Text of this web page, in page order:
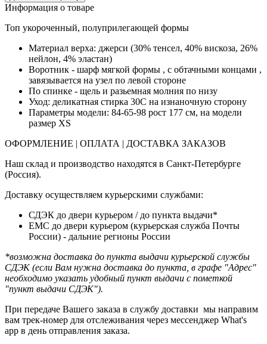
Информация о товаре
Топ укороченный, полуприлегающей формы
Материал верха: джерси (30% тенсел, 40% вискоза, 26%
нейлон, 4% эластан)
Воротник - шарф мягкой формы , с обтачными концами ,
завязывается на узел по левой стороне
По спинке - щель и разьемная молния по низу
Уход: деликатная стирка 30С на изнаночную сторону
Параметры модели: 84-65-98 рост 177 см, на модели
размер XS
ОФОРМЛЕНИЕ | ОПЛАТА | ДОСТАВКА ЗАКАЗОВ
Наш склад и производство находятся в Санкт-Петербурге
(Россия).
Доставку осуществляем курьерскими службами:
СДЭК до двери курьером / до пункта выдачи*
ЕМС до двери курьером (курьерская служба Почты
России) - дальние регионы России
*возможна доставка до пункта выдачи курьерской службы
СДЭК (если Вам нужна доставка до пункта, в графе "Адрес"
необходимо указать удобный пункт выдачи с пометкой
"пункт выдачи СДЭК").
При передаче Вашего заказа в службу доставки мы направим
вам трек-номер для отслеживания через мессенджер What's
app в день отправления заказа.